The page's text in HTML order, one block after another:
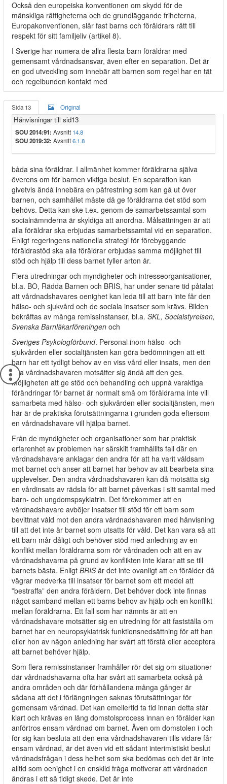
Också den europeiska konventionen om skydd för de
mänskliga rättigheterna och de grundläggande friheterna,
Europakonventionen, slår fast barns och föräldrars rätt till
respekt för sitt familjeliv (artikel 8).
I Sverige har numera de allra flesta barn föräldrar med
gemensamt vårdnadsansvar, även efter en separation. Det är
en god utveckling som innebär att barnen som regel har en tät
och regelbunden kontakt med
Sida 13 Original
Hänvisningar till sid13
SOU 2014:91: Avsnitt 14.8
SOU 2019:32: Avsnitt6.1.8
båda sina föräldrar. I allmänhet kommer föräldrarna själva
överens om för barnen viktiga beslut. En separation kan
givetvis ändå innebära en påfrestning som kan gå ut över
barnen, och samhället måste då ge föräldrarna det stöd som
behövs. Detta kan ske t.ex. genom de samarbetssamtal som
socialnämnderna är skyldiga att anordna. Målsättningen är att
alla föräldrar ska erbjudas samarbetssamtal vid en separation.
Enligt regeringens nationella strategi för förebyggande
föräldrastöd ska alla föräldrar erbjudas samma möjlighet till
stöd och hjälp till dess barnet fyller arton år.
Flera utredningar och myndigheter och intresseorganisationer,
bl.a. BO, Rädda Barnen och BRIS, har under senare tid påtalat
att vårdnadshavares oenighet kan leda till att barn inte får den
hälso- och sjukvård och de sociala insatser som krävs. Bilden
bekräftas av många remissinstanser, bl.a. SKL, Socialstyrelsen,
Svenska Barnläkarföreningen och
Sveriges Psykologförbund. Personal inom hälso- och
sjukvården eller socialtjänsten kan göra bedömningen att ett
barn har ett tydligt behov av en viss vård eller insats, men den
ena vårdnadshavaren motsätter sig ändå att den ges.
Möjligheten att ge stöd och behandling och uppnå varaktiga
förändringar för barnet är normalt små om föräldrarna inte vill
samarbeta med hälso- och sjukvården eller socialtjänsten, men
här är de praktiska förutsättningarna i grunden goda eftersom
en vårdnadshavare vill hjälpa barnet.
Från de myndigheter och organisationer som har praktisk
erfarenhet av problemen har särskilt framhållits fall där en
vårdnadshavare anklagar den andra för att ha varit våldsam
mot barnet och anser att barnet har behov av att bearbeta sina
upplevelser. Den andra vårdnadshavaren kan då motsätta sig
en vårdinsats av rädsla för att barnet påverkas i sitt samtal med
barn- och ungdomspsykiatrin. Det förekommer att en
vårdnadshavare avböjer insatser till stöd för ett barn som
bevittnat våld mot den andra vårdnadshavaren med hänvisning
till att det inte är barnet som utsatts för våld. Det kan vara så att
ett barn mår dåligt och behöver stöd med anledning av en
konflikt mellan föräldrarna som rör vårdnaden och att en av
vårdnadshavarna på grund av konflikten inte klarar att se till
barnets bästa. Enligt BRISär det inte ovanligt att en förälder då
vägrar medverka till insatser för barnet som ett medel att
”bestraffa” den andra föräldern. Det behöver dock inte finnas
något samband mellan ett barns behov av hjälp och en konflikt
mellan föräldrarna. Ett fall som har nämnts är att en
vårdnadshavare motsätter sig en utredning för att fastställa om
barnet har en neuropsykiatrisk funktionsnedsättning för att han
eller hon av någon anledning har svårt att förstå eller acceptera
att barnet behöver hjälp.
Som flera remissinstanser framhåller rör det sig om situationer
där vårdnadshavarna ofta har svårt att samarbeta också på
andra områden och där förhållandena många gånger är
sådana att det i förlängningen saknas förutsättningar för
gemensam vårdnad. Det kan emellertid ta tid innan detta står
klart och krävas en lång domstolsprocess innan en förälder kan
anförtros ensam vårdnad om barnet. Även om domstolen i och
för sig kan besluta att den ena vårdnadshavaren tills vidare får
ensam vårdnad, är det även vid ett sådant interimistiskt beslut
vårdnadsfrågan i dess helhet som ska bedömas och det är inte
alltid som oenighet i en enskild fråga motiverar att vårdnaden
ändras i ett så tidigt skede. Det är inte